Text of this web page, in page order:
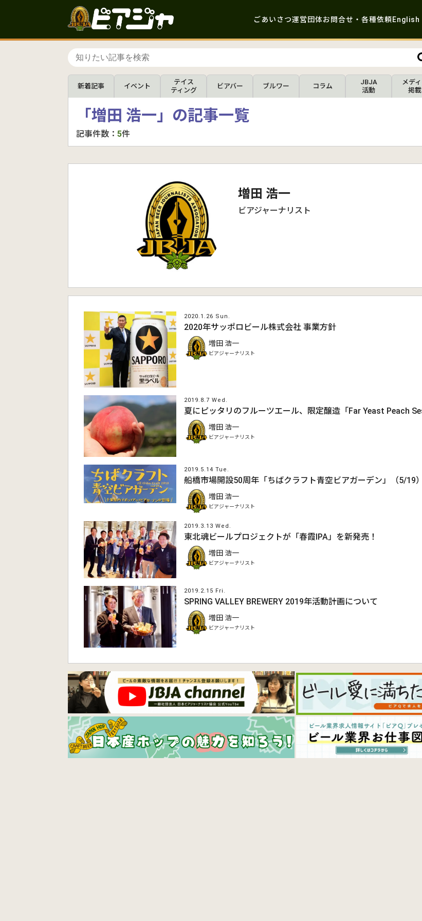
ごあいさつ運営団体お問合せ・各種依頼English
新着記事 イベント
テイス
ティング
ビアバー ブルワー コラム
JBJA
活動
メデ
掲載
「増田 浩一」の記事一覧
記事件数： 5件
増田 浩一
ビアジャーナリスト
2020.1.26 Sun.
2020年サッポロビール株式会社 事業方針
増田 浩一
ビアジャーナリスト
2019.8.7 Wed.
夏にピッタリのフルーツエール、限定醸造「Far Yeast Peach
増田 浩一
ビアジャーナリスト
2019.5.14 Tue.
船橋市場開設50周年「ちばクラフト青空ビアガーデン」（5/19
増田 浩一
ビアジャーナリスト
2019.3.13 Wed.
東北魂ビールプロジェクトが「春霞IPA」を新発売！
増田 浩一
ビアジャーナリスト
2019.2.15 Fri.
SPRING VALLEY BREWERY 2019年活動計画について
増田 浩一
ビアジャーナリスト